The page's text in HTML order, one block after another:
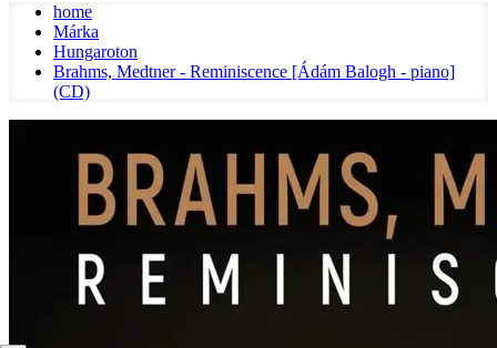
home
Márka
Hungaroton
Brahms, Medtner - Reminiscence [Ádám Balogh - piano]
(CD)